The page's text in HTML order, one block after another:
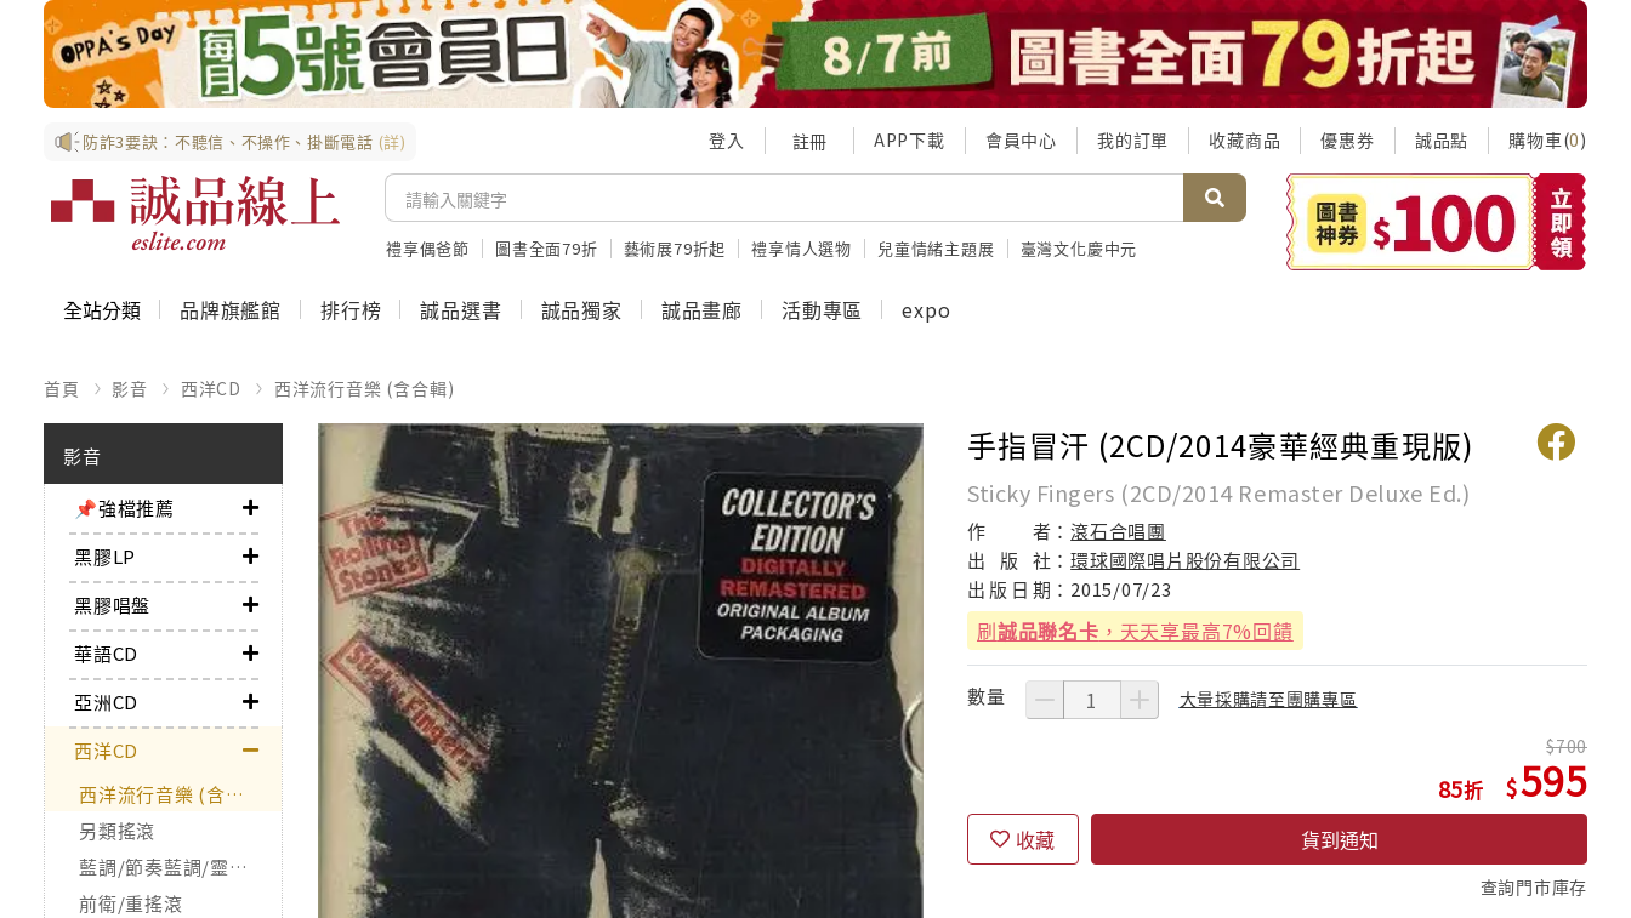
防詐3要訣：不聽信、不操作、掛斷電話 (詳) 登入 註冊 APP下載 會員中心 我的訂單 收藏商品 優惠券 誠品點 購物車(0)
禮享偶爸節 圖書全面79折 藝術展79折起 禮享情人選物 兒童情緒主題展 臺灣文化慶中元
全站分類 品牌旗艦館 排行榜 誠品選書 誠品獨家 誠品畫廊 活動專區 expo
首頁 影音 西洋CD 西洋流行音樂 (含合輯)
影音
📌強檔推薦
黑膠LP
黑膠唱盤
華語CD
亞洲CD
西洋CD
西洋流行音樂 (含合輯)
另類搖滾
藍調/節奏藍調/靈魂樂/Funk
前衛/重搖滾
手指冒汗 (2CD/2014豪華經典重現版)
Sticky Fingers (2CD/2014 Remaster Deluxe Ed.)
作 者：滾石合唱團
出
版 社：環球國際唱片股份有限公司
出 版 日 期： 2015/07/23
刷誠品聯名卡 ，天天享最高7%回饋
數量 大量採購請至團購專區
85
700
595
收藏 貨到通知
查詢門市庫存